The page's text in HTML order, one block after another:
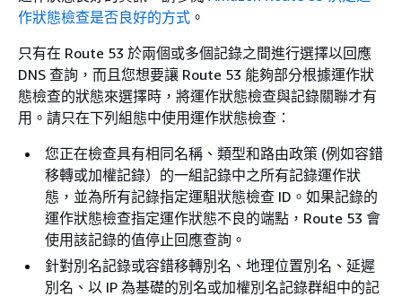
作狀態檢查是否良好的方式 。
只有在 Route 53 於兩個或多個記錄之間進行選擇以回應
DNS 查詢，而且您想要讓 Route 53 能夠部分根據運作狀
態檢查的狀態來選擇時，將運作狀態檢查與記錄關聯才有
用。請只在下列組態中使用運作狀態檢查：
您正在檢查具有相同名稱、類型和路由政策 (例如容錯
移轉或加權記錄）的一組記錄中之所有記錄運作狀
態，並為所有記錄指定運駔狀態檢查 ID。如果記錄的
運作狀態檢查指定運作狀態不良的端點，Route 53 會
使用該記錄的值停止回應查詢。
針對別名記錄或容錯移轉別名、地理位置別名、延遲
別名、以 IP 為基礎的別名或加權別名記錄群組中的記